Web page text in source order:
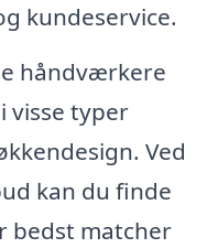
kundeservice.
håndværkere
visse typer
Ved
kan du finde
bedst matcher